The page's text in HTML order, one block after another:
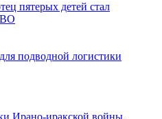
пятерых детей стал
подводной логистики
Ирано-иракской войны,